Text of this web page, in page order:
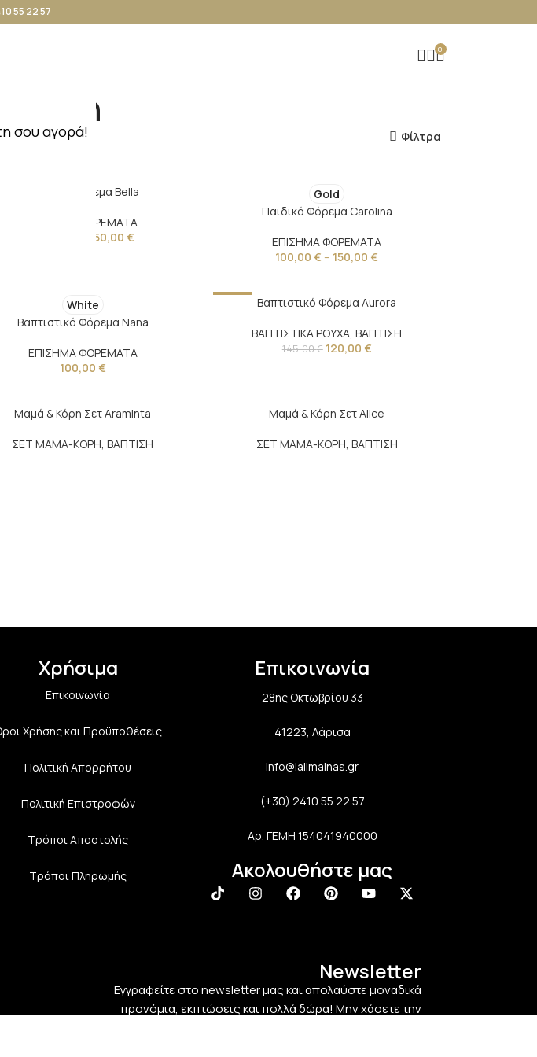
σου αγορά!
55 22 57
0
Κόρη
Φίλτρα
Παιδικό Φόρεμα Bella
ΕΠΙΣΗΜΑ ΦΟΡΕΜΑΤΑ
150,00 €
Gold
Παιδικό Φόρεμα Carolina
ΕΠΙΣΗΜΑ ΦΟΡΕΜΑΤΑ
100,00 € – 150,00 €
White
Βαπτιστικό Φόρεμα Nana
ΕΠΙΣΗΜΑ ΦΟΡΕΜΑΤΑ
100,00 €
Βαπτιστικό Φόρεμα Aurora
ΒΑΠΤΙΣΤΙΚΑ ΡΟΥΧΑ,ΒΑΠΤΙΣΗ
145,00€ 120,00 €
Μαμά & Κόρη Σετ Araminta
ΣΕΤ ΜΑΜΑ-ΚΟΡΗ,ΒΑΠΤΙΣΗ
Μαμά & Κόρη Σετ Alice
ΣΕΤ ΜΑΜΑ-ΚΟΡΗ, ΒΑΠΤΙΣΗ
Χρήσιμα
Επικοινωνία
Χρήσης και Προϋποθέσεις
Πολιτική Aπορρήτου
Πολιτική Επιστροφών
Τρόποι Αποστολής
Τρόποι Πληρωμής
Επικοινωνία
28ης Οκτωβρίου 33
41223, Λάρισα
info@lalimainas.gr
(+30) 2410 55 22 57
Αρ. ΓΕΜΗ 154041940000
Ακολουθήστε μας
Newsletter
Εγγραφείτε στο newsletter μας και απολαύστε μοναδικά
προνόμια, εκπτώσεις και πολλά δώρα! Μην χάσετε την